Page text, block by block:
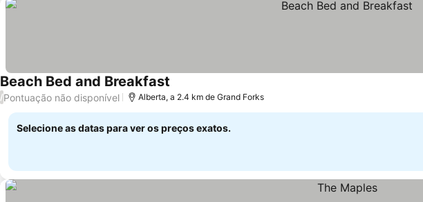
Beach Bed and Breakfast
/Pontuação não disponível Alberta, a 2.4 km de Grand Forks
Selecione as datas para ver os preços exatos.